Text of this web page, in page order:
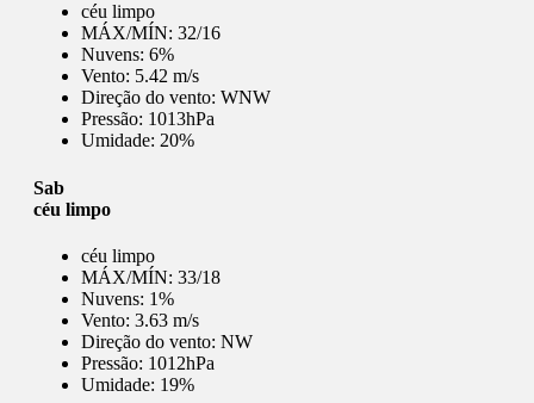
céu limpo
MÁX/MÍN: 32/16
Nuvens: 6%
Vento: 5.42 m/s
Direção do vento: WNW
Pressão: 1013hPa
Umidade: 20%
Sab
céu limpo
céu limpo
MÁX/MÍN: 33/18
Nuvens: 1%
Vento: 3.63 m/s
Direção do vento: NW
Pressão: 1012hPa
Umidade: 19%